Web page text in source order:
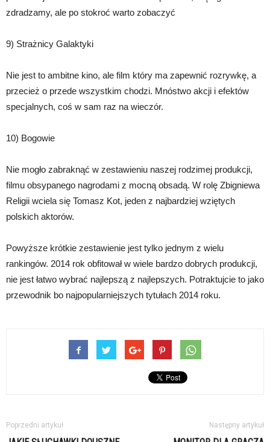
zdradzamy, ale po stokroć warto zobaczyć
9) Strażnicy Galaktyki
Nie jest to ambitne kino, ale film który ma zapewnić rozrywkę, a
przecież o przede wszystkim chodzi. Mnóstwo akcji i efektów
specjalnych, coś w sam raz na wieczór.
10) Bogowie
Nie mogło zabraknąć w zestawieniu naszej rodzimej produkcji,
filmu obsypanego nagrodami z mocną obsadą. W rolę Zbigniewa
Religii wciela się Tomasz Kot, jeden z najbardziej wziętych
polskich aktorów.
Powyższe krótkie zestawienie jest tylko jednym z wielu
rankingów. 2014 rok obfitował w wiele bardzo dobrych produkcji,
nie jest łatwo wybrać najlepszą z najlepszych. Potraktujcie to jako
przewodnik bo najpopularniejszych tytułach 2014 roku.
Poprzedni artykuł Następny artykuł